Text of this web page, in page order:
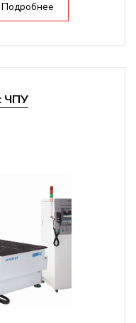
Подробнее
ЧПУ